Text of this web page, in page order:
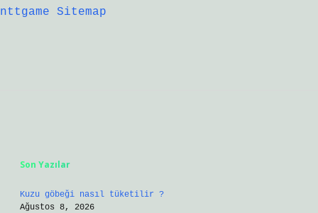
nttgame
Sitemap
Son Yazılar
Kuzu göbeği nasıl tüketilir ?
Ağustos 8, 2026